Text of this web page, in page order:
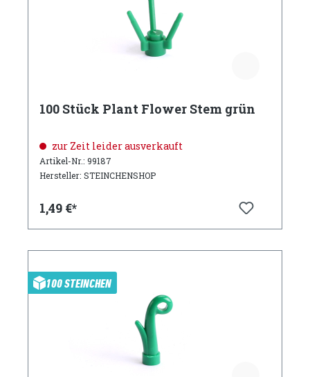
100 Stück Plant Flower Stem grün
zur Zeit leider ausverkauft
Artikel-Nr.: 99187
Hersteller: STEINCHENSHOP
1,49 €*
100 STEINCHEN